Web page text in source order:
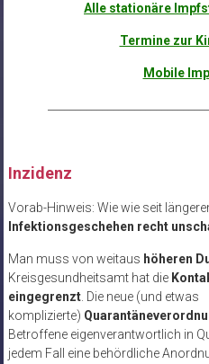
Alle stationäre
Termine zur
Mobile
Inzidenz
Vorab-Hinweis: Wie wie seit
Infektionsgeschehen recht
Man muss von weitaus höheren
Kreisgesundheitsamt hat die
eingegrenzt. Die neue (und etwas
komplizierte)
Betroffene eigenverantwortlich in
jedem Fall eine behördliche